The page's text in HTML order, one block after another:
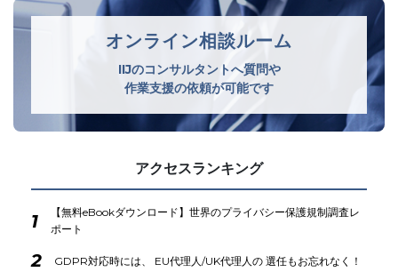
オンライン相談ルーム
IIJのコンサルタントへ質問や
作業支援の依頼が可能です
アクセスランキング
1
【無料eBookダウンロード】世界のプライバシー保護規制調査レ
ポート
2 GDPR対応時には、 EU代理人/UK代理人の 選任もお忘れなく！